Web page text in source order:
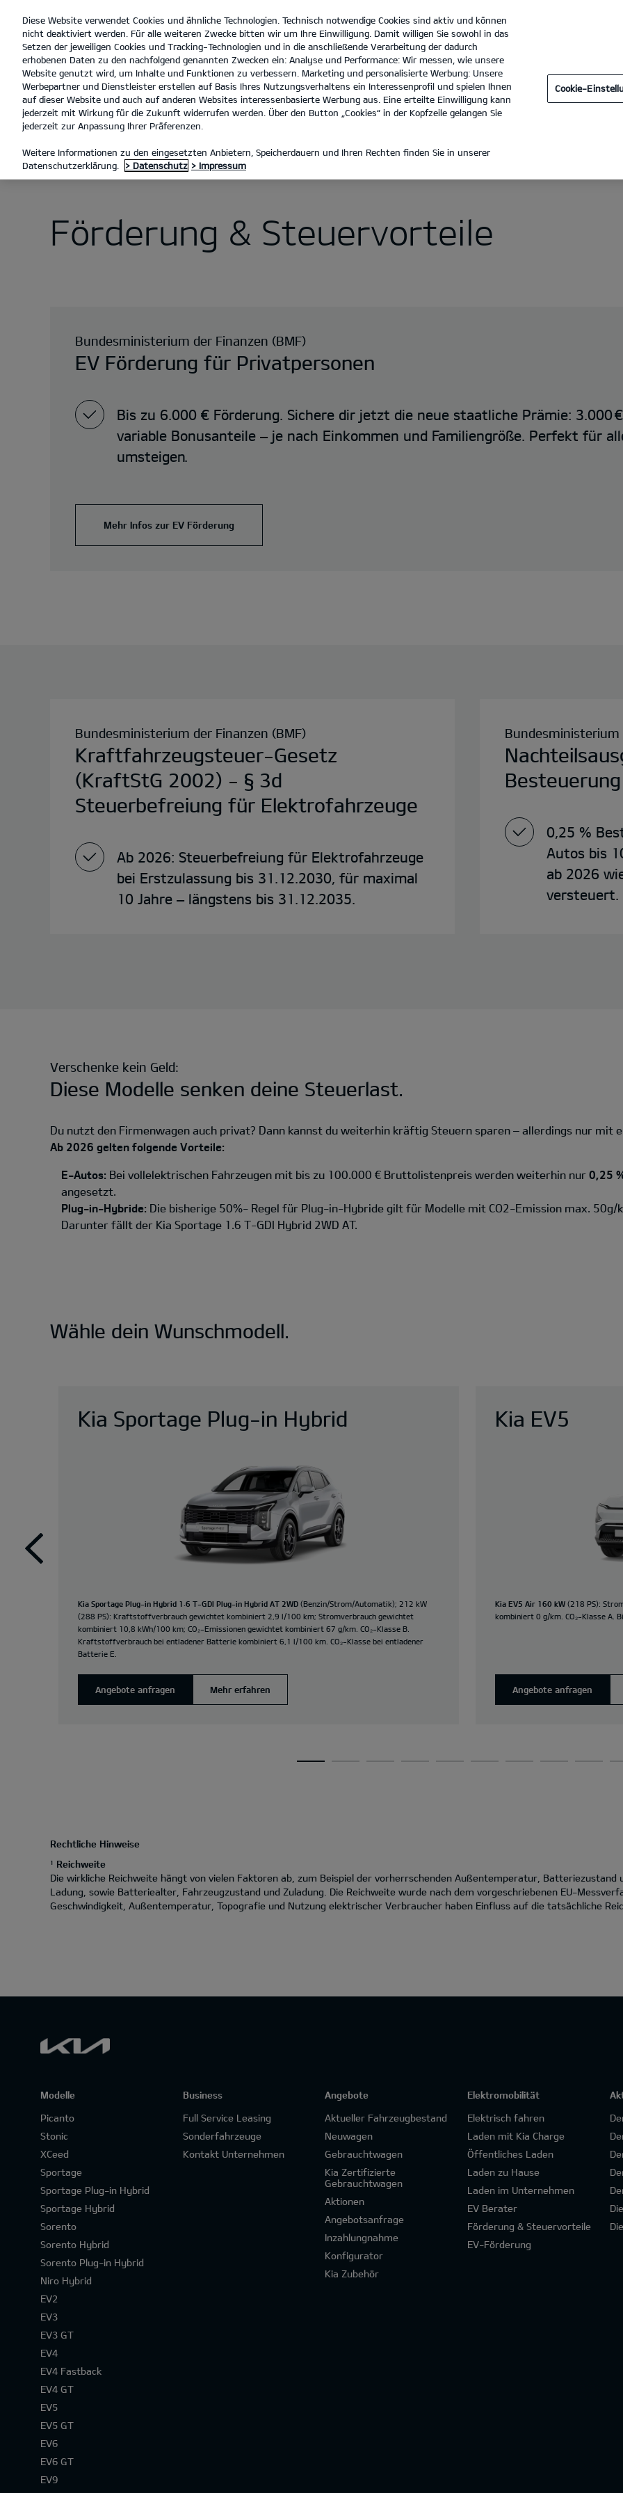
open
menu
Autohaus Dengler GmbH & Co. KG
Förderung & Steuervorteile
Bundesministerium der Finanzen (BMF)
EV Förderung für Privatpersonen
Bis zu 6.000 € Förderung. Sichere dir jetzt die neue staatliche Prämie: 3.000
variable Bonusanteile – je nach Einkommen und Familiengröße. Perfekt für
umsteigen.
Mehr Infos zur EV Förderung
Bundesministerium der Finanzen (BMF)
Kraftfahrzeugsteuer-Gesetz
(KraftStG 2002) - § 3d
Steuerbefreiung für Elektrofahrzeuge
Ab 2026: Steuerbefreiung für Elektrofahrzeuge
bei Erstzulassung bis 31.12.2030, für maximal
10 Jahre – längstens bis 31.12.2035.
Bundesministerium
Besteuerung
0,25 %
Autos bis
ab 2026
versteuert.
Verschenke kein Geld:
Diese Modelle senken deine Steuerlast.
Du nutzt den Firmenwagen auch privat? Dann kannst du weiterhin kräftig Steuern sparen – allerdings nur mit
Ab 2026 gelten folgende Vorteile:
E-Autos: Bei vollelektrischen Fahrzeugen mit bis zu 100.000 € Bruttolistenpreis werden weiterhin nur 0,25
angesetzt.
Plug-in-Hybride: Die bisherige 50%- Regel für Plug-in-Hybride gilt für Modelle mit CO2-Emission max.
Darunter fällt der Kia Sportage 1.6 T-GDI Hybrid 2WD AT.
Wähle dein Wunschmodell.
Kia Sportage Plug-in Hybrid
Kia Sportage Plug-in Hybrid 1.6 T-GDI Plug-in Hybrid AT 2WD (Benzin/Strom/Automatik); 212 kW
(288 PS): Kraftstoffverbrauch gewichtet kombiniert 2,9 l/100 km; Stromverbrauch gewichtet
kombiniert 10,8 kWh/100 km; CO₂-Emissionen gewichtet kombiniert 67 g/km. CO₂-Klasse B.
Kraftstoffverbrauch bei entladener Batterie kombiniert 6,1 l/100 km. CO₂-Klasse bei entladener
Batterie E.
Angebote anfragen Mehr erfahren
Kia EV5
Kia EV5 Air 160 kW (218 PS):
kombiniert 0 g/km. CO₂-Klasse A.
Angebote anfragen
Rechtliche Hinweise
1 Reichweite
Die wirkliche Reichweite hängt von vielen Faktoren ab, zum Beispiel der vorherrschenden Außentemperatur,
Ladung, sowie Batteriealter, Fahrzeugzustand und Zuladung. Die Reichweite wurde nach dem vorgeschriebenen EU-
Geschwindigkeit, Außentemperatur, Topografie und Nutzung elektrischer Verbraucher haben Einfluss auf die tatsächliche
Modelle
Picanto
Stonic
XCeed
Sportage
Sportage Plug-in Hybrid
Sportage Hybrid
Sorento
Sorento Hybrid
Sorento Plug-in Hybrid
Niro Hybrid
EV2
EV3
EV3 GT
EV4
EV4 Fastback
EV4 GT
EV5
EV5 GT
EV6
EV6 GT
EV9
Business
Full Service Leasing
Sonderfahrzeuge
Kontakt Unternehmen
Angebote
Aktueller Fahrzeugbestand
Neuwagen
Gebrauchtwagen
Kia Zertifizierte
Gebrauchtwagen
Aktionen
Angebotsanfrage
Inzahlungnahme
Konfigurator
Kia Zubehör
Elektromobilität
Elektrisch fahren
Laden mit Kia Charge
Öffentliches Laden
Laden zu Hause
Laden im Unternehmen
EV Berater
Förderung & Steuervorteile
EV-Förderung
Diese Website verwendet Cookies und ähnliche Technologien. Technisch notwendige Cookies sind aktiv und können
nicht deaktiviert werden. Für alle weiteren Zwecke bitten wir um Ihre Einwilligung. Damit willigen Sie sowohl in das
Setzen der jeweiligen Cookies und Tracking-Technologien und in die anschließende Verarbeitung der dadurch
erhobenen Daten zu den nachfolgend genannten Zwecken ein: Analyse und Performance: Wir messen, wie unsere
Website genutzt wird, um Inhalte und Funktionen zu verbessern. Marketing und personalisierte Werbung: Unsere
Werbepartner und Dienstleister erstellen auf Basis Ihres Nutzungsverhaltens ein Interessenprofil und spielen Ihnen
auf dieser Website und auch auf anderen Websites interessenbasierte Werbung aus. Eine erteilte Einwilligung kann
jederzeit mit Wirkung für die Zukunft widerrufen werden. Über den Button „Cookies“ in der Kopfzeile gelangen Sie
jederzeit zur Anpassung Ihrer Präferenzen.
Weitere Informationen zu den eingesetzten Anbietern, Speicherdauern und Ihren Rechten finden Sie in unserer
Datenschutzerklärung.
> Datenschutz > Impressum
Cookie-